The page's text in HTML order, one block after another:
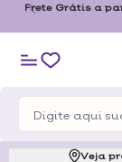
Frete Grátis a
Veja